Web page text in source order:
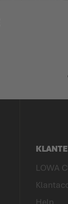
LOWA